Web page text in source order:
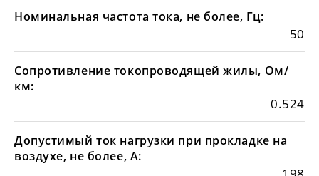
Номинальная частота тока, не более, Гц:
50
Сопротивление токопроводящей жилы, Ом/
км:
0.524
Допустимый ток нагрузки при прокладке на
воздухе, не более, А: